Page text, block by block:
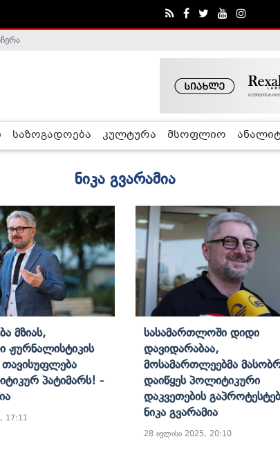
საზოგადოება კულტურა მსოფლიო
ნიკა გვარამია
Მზიას,
Ჟურნალისტიკის
Პატიმარს! -
17:11
Სასამართლოში Დიდი
Დავიდარაბაა,
Მოსამართლეებმა
Დაიწყეს Პოლიტიკური
Დაკვეთების
Ნიკა Გვარამია
28 ივლისი 2025, 20:10